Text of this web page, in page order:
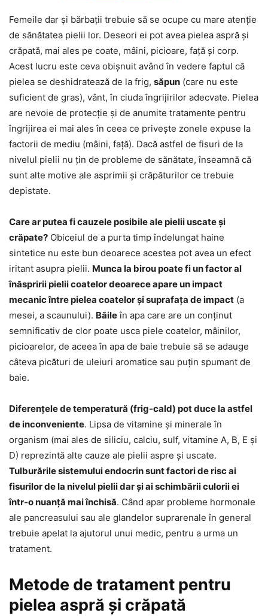
Femeile dar și bărbații trebuie să se ocupe cu mare atenție
de sănătatea pielii lor. Deseori ei pot avea pielea aspră și
crăpată, mai ales pe coate, mâini, picioare, față și corp.
Acest lucru este ceva obișnuit având în vedere faptul că
pielea se deshidratează de la frig, săpun (care nu este
suficient de gras), vânt, în ciuda îngrijirilor adecvate. Pielea
are nevoie de protecție și de anumite tratamente pentru
îngrijirea ei mai ales în ceea ce privește zonele expuse la
factorii de mediu (mâini, față). Dacă astfel de fisuri de la
nivelul pielii nu țin de probleme de sănătate, înseamnă că
sunt alte motive ale asprimii și crăpăturilor ce trebuie
depistate.
Care ar putea fi cauzele posibile ale pielii uscate și
crăpate? Obiceiul de a purta timp îndelungat haine
sintetice nu este bun deoarece acestea pot avea un efect
iritant asupra pielii. Munca la birou poate fi un factor al
înăspririi pielii coatelor deoarece apare un impact
mecanic între pielea coatelor și suprafața de impact (a
mesei, a scaunului). Băileîn apa care are un conținut
semnificativ de clor poate usca piele coatelor, mâinilor,
picioarelor, de aceea în apa de baie trebuie să se adauge
câteva picături de uleiuri aromatice sau puțin spumant de
baie.
Diferențele de temperatură (frig-cald) pot duce la astfel
de inconveniente. Lipsa de vitamine și minerale în
organism (mai ales de siliciu, calciu, sulf, vitamine A, B, E și
D) reprezintă alte cauze ale pielii aspre și uscate.
Tulburările sistemului endocrin sunt factori de risc ai
fisurilor de la nivelul pielii dar și ai schimbării culorii ei
într-o nuanță mai închisă. Când apar probleme hormonale
ale pancreasului sau ale glandelor suprarenale în general
trebuie apelat la ajutorul unui medic, pentru a urma un
tratament.
Metode de tratament pentru
pielea aspră și crăpată